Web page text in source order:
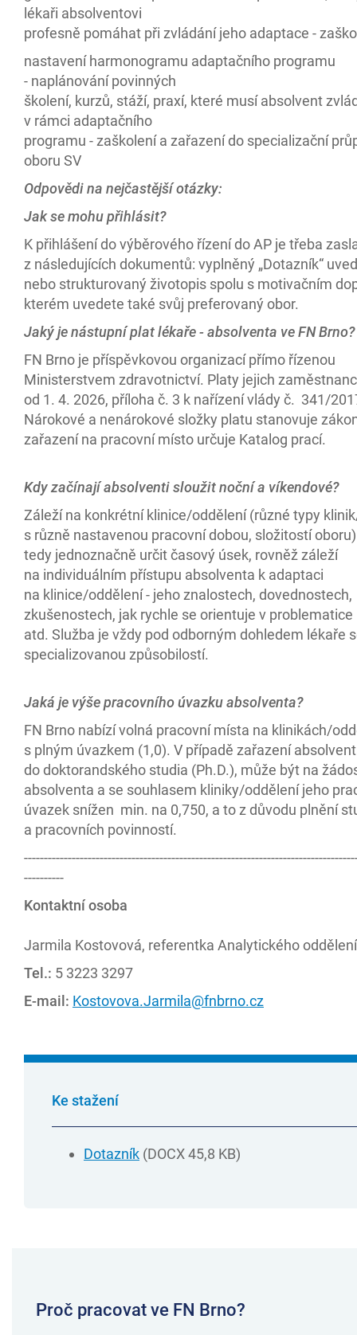
lékaři absolventovi
profesně pomáhat při zvládání jeho adaptace -
nastavení harmonogramu adaptačního programu
- naplánování povinných
školení, kurzů, stáží, praxí, které musí absolvent
v rámci adaptačního
programu - zaškolení a zařazení do specializační
oboru SV
Odpovědi na nejčastější otázky:
Jak se mohu přihlásit?
K přihlášení do výběrového řízení do AP je třeba
z následujících dokumentů: vyplněný „Dotazník“
nebo strukturovaný životopis spolu s motivačním
kterém uvedete také svůj preferovaný obor.
Jaký je nástupní plat lékaře - absolventa ve FN Brno?
FN Brno je příspěvkovou organizací přímo řízenou
Ministerstvem zdravotnictví. Platy jejich
od 1. 4. 2026, příloha č. 3 k nařízení vlády č. 341/
Nárokové a nenárokové složky platu stanovuje
zařazení na pracovní místo určuje Katalog prací.
Kdy začínají absolventi sloužit noční a víkendové?
Záleží na konkrétní klinice/oddělení (různé typy
s různě nastavenou pracovní dobou, složitostí
tedy jednoznačně určit časový úsek, rovněž záleží
na individuálním přístupu absolventa k adaptaci
na klinice/oddělení - jeho znalostech, dovednostech,
zkušenostech, jak rychle se orientuje v
atd. Služba je vždy pod odborným dohledem lékaře
specializovanou způsobilostí.
Jaká je výše pracovního úvazku absolventa?
FN Brno nabízí volná pracovní místa na klinikách/
s plným úvazkem (1,0). V případě zařazení
do doktorandského studia (Ph.D.), může být na
absolventa a se souhlasem kliniky/oddělení jeho
úvazek snížen min. na 0,750, a to z důvodu plnění
a pracovních povinností.
----------
Kontaktní osoba
Jarmila Kostovová, referentka Analytického oddělení
Tel.: 5 3223 3297
E-mail: Kostovova.Jarmila@fnbrno.cz
Ke stažení
Dotazník (DOCX 45,8 KB)
Proč pracovat ve FN Brno?